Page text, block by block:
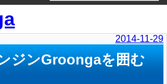
2014-11-29
ジンGroongaを囲む